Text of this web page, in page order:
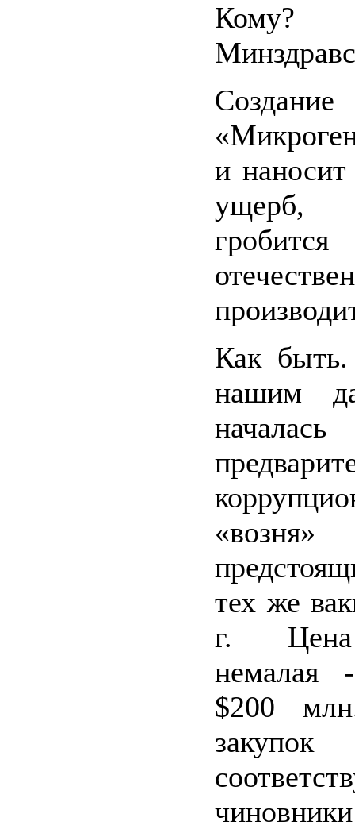
Кому?
и наносит
ущерб,
гробится
Как
нашим
началась
тех же
г.
немалая
$200
закупок